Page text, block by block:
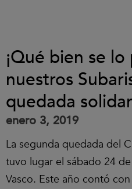
¡Qué bien se lo
nuestros
quedada
enero 3, 2019
La segunda quedada del
tuvo lugar el sábado 24
Vasco. Este año contó